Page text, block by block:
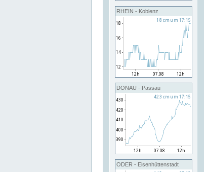
RHEIN - Koblenz
DONAU - Passau
ODER - Eisenhüttenstadt